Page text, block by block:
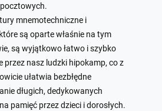
mnemotechniczne i
są oparte właśnie na tym
są wyjątkowo łatwo i szybko
przez nasz ludzki hipokamp, co z
ułatwia bezbłędne
długich, dedykowanych
pamięć przez dzieci i dorosłych.